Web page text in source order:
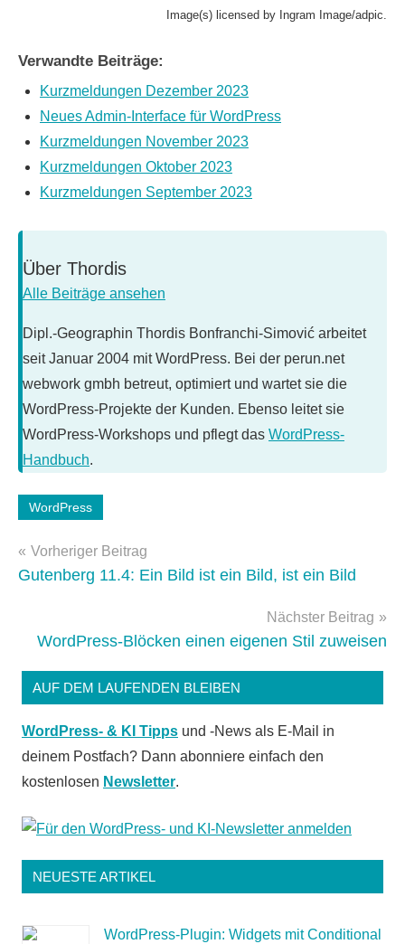
Image(s) licensed by Ingram Image/adpic.
Verwandte Beiträge:
Kurzmeldungen Dezember 2023
Neues Admin-Interface für WordPress
Kurzmeldungen November 2023
Kurzmeldungen Oktober 2023
Kurzmeldungen September 2023
Über Thordis
Alle Beiträge ansehen
Dipl.-Geographin Thordis Bonfranchi-Simović arbeitet
seit Januar 2004 mit WordPress. Bei der perun.net
webwork gmbh betreut, optimiert und wartet sie die
WordPress-Projekte der Kunden. Ebenso leitet sie
WordPress-Workshops und pflegt das WordPress-
Handbuch.
Schlagwörter:
Gutenberg,
widget
WordPress
Beitragsnavigation
Vorheriger Beitrag
Gutenberg 11.4: Ein Bild ist ein Bild, ist ein Bild
Nächster Beitrag
WordPress-Blöcken einen eigenen Stil zuweisen
AUF DEM LAUFENDEN BLEIBEN
WordPress- & KI Tipps und -News als E-Mail in
deinem Postfach? Dann abonniere einfach den
kostenlosen Newsletter.
NEUESTE ARTIKEL
WordPress-Plugin: Widgets mit Conditional